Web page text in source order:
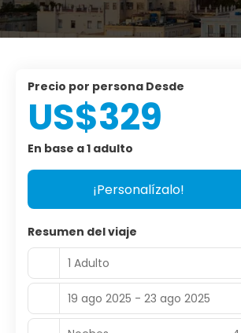
precio por persona Desde
US$329
En base a 1 adulto
¡Personalízalo!
Resumen del viaje
1 Adulto
19 ago 2025 - 23 ago 2025